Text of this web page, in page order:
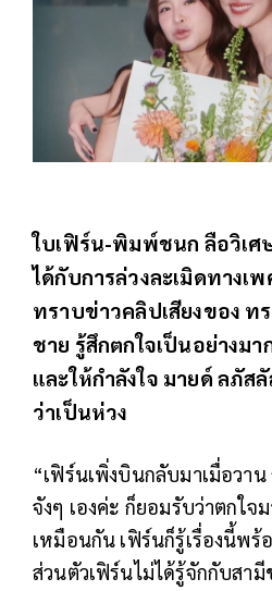
ใบเฟิร์น-พิมพ์ชนก ลือวิเศ
ได้กับการล่วงละเมิดทางเ
ทราบข่าวคลิปเสียงของ ท
ชาย รู้สึกตกใจเป็นอย่างม
และให้กำลังใจ มายด์ ลภัส
ว่าเป็นห่วง
“เฟิร์นเพิ่งบินกลับมาเมื่อวาน
จังๆ เองค่ะ ก็ยอมรับว่าตกใจ
เหมือนกัน เฟิร์นก็รู้เรื่องนี้พ
ส่วนตัวเฟิร์นไม่ได้รู้จักกับสา